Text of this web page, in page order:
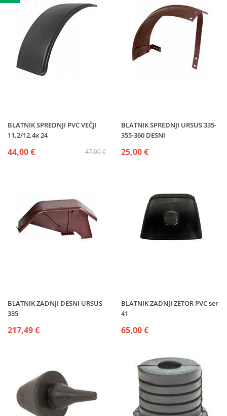
BLATNIK SPREDNJI PVC VEČJI
11,2/12,4x 24
47,00 €
44,00 €
BLATNIK SPREDNJI URSUS 335-
355-360 DESNI
25,00 €
BLATNIK ZADNJI DESNI URSUS
335
217,49 €
BLATNIK ZADNJI ZETOR PVC ser
41
65,00 €